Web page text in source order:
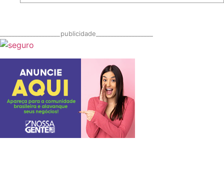
____________________publicidade___________________